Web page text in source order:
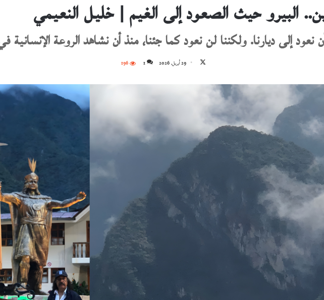
البيرو حيث الصعود إلى الغيم | خليل النعيمي
إلى ديارنا. ولكننا لن نعود كما جئنا، منذ أن نشاهد الروعة الإنسانية
X
29 أبريل، 2026 1
196